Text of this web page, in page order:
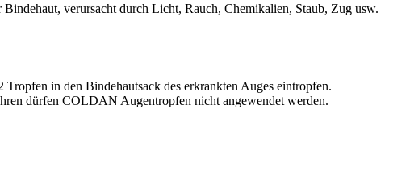
verursacht durch Licht, Rauch, Chemikalien, Staub, Zug usw.
in den Bindehautsack des erkrankten Auges eintropfen.
dürfen COLDAN Augentropfen nicht angewendet werden.